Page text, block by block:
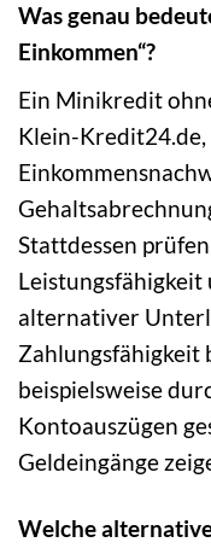
Was genau
Einkommen“?
Ein Minikredit
Klein-Kredit24.de,
Stattdessen
alternativer
Zahlungsfähigkeit
beispielsweise
Kontoauszügen
Geldeingänge
Welche